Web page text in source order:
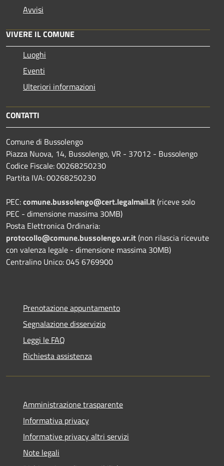
Avvisi
VIVERE IL COMUNE
Luoghi
Eventi
Ulteriori informazioni
CONTATTI
Comune di Bussolengo
Piazza Nuova, 14, Bussolengo, VR - 37012 - Bussolengo
Codice Fiscale: 00268250230
Partita IVA: 00268250230
PEC:comune.bussolengo@cert.legalmail.it(riceve solo
PEC - dimensione massima 30MB)
Posta Elettronica Ordinaria:
protocollo@comune.bussolengo.vr.it(non rilascia ricevute
con valenza legale - dimensione massima 30MB)
Centralino Unico: 045 6769900
Prenotazione appuntamento
Segnalazione disservizio
Leggi le FAQ
Richiesta assistenza
Amministrazione trasparente
Informativa privacy
Informative privacy altri servizi
Note legali